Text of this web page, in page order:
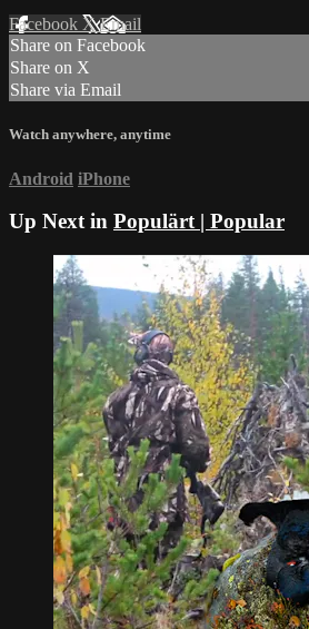
Facebook XEmail
Share on Facebook
Share on X
Share via Email
Watch anywhere, anytime
Android iPhone
Up Next in Populärt | Popular